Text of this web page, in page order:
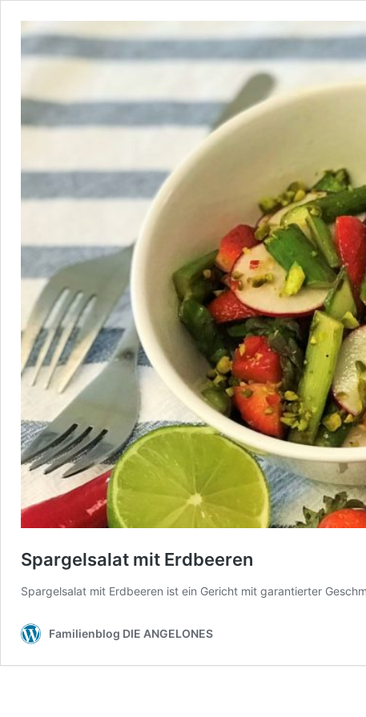
Spargelsalat mit Erdbeeren
Spargelsalat mit Erdbeeren ist ein Gericht mit garantierter
Familienblog DIE ANGELONES